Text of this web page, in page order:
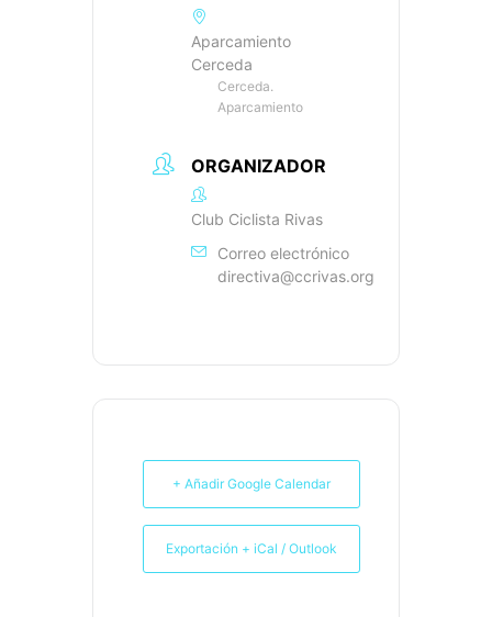
Aparcamiento
Cerceda
Cerceda.
Aparcamiento
ORGANIZADOR
Club Ciclista Rivas
Correo electrónico
directiva@ccrivas.org
+ Añadir Google Calendar
Exportación + iCal / Outlook